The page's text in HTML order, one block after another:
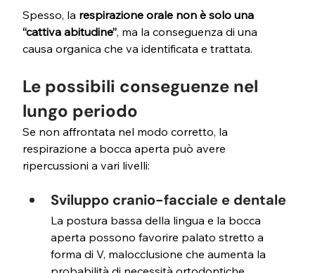
Spesso, la respirazione orale non è solo una
“cattiva abitudine”, ma la conseguenza di una
causa organica che va identificata e trattata.
Le possibili conseguenze nel
lungo periodo
Se non affrontata nel modo corretto, la
respirazione a bocca aperta può avere
ripercussioni a vari livelli:
Sviluppo cranio-facciale e dentale
La postura bassa della lingua e la bocca
aperta possono favorire palato stretto a
forma di V, malocclusione che aumenta la